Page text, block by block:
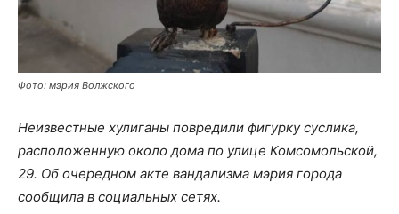
Фото: мэрия Волжского
Неизвестные хулиганы повредили фигурку суслика,
расположенную около дома по улице Комсомольской,
29. Об очередном акте вандализма мэрия города
сообщила в социальных сетях.